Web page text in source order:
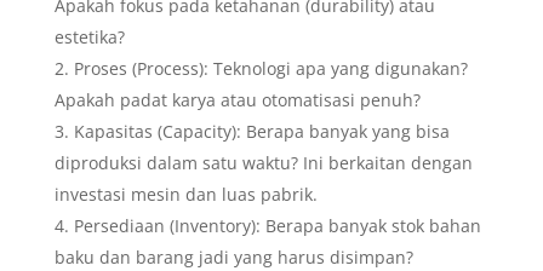
Apakah fokus pada ketahanan (durability) atau
estetika?
Proses (Process): Teknologi apa yang digunakan?
Apakah padat karya atau otomatisasi penuh?
Kapasitas (Capacity): Berapa banyak yang bisa
diproduksi dalam satu waktu? Ini berkaitan dengan
investasi mesin dan luas pabrik.
Persediaan (Inventory): Berapa banyak stok bahan
baku dan barang jadi yang harus disimpan?